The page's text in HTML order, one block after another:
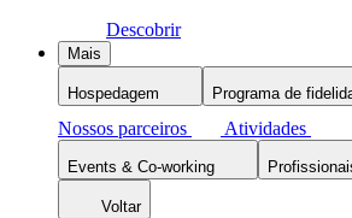
Descobrir
Mais
Hospedagem Programa de
Nossos parceiros
Atividades
Events & Co-working
Voltar